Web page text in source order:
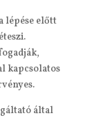
lépése előtt
kapcsolatos
által